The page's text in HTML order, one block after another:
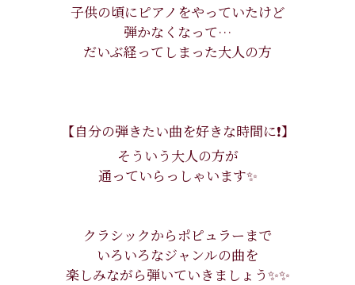
子供の頃にピアノをやっていたけど
弾かなくなって…
だいぶ経ってしまった大人の方
【自分の弾きたい曲を好きな時間に❗️】
そういう大人の方が
通っていらっしゃいます✨
クラシックからポピュラーまで
いろいろなジャンルの曲を
楽しみながら弾いていきましょう✨✨